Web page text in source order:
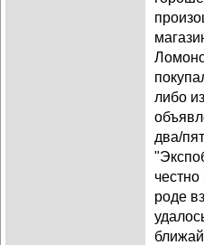
либо
два/
роде